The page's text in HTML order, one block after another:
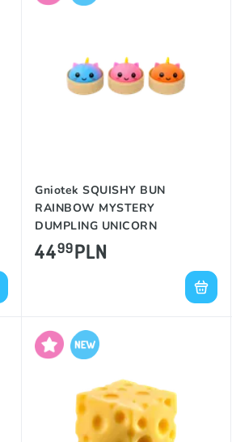
Gniotek SQUISHY BUN
RAINBOW MYSTERY
DUMPLING UNICORN
4499PLN